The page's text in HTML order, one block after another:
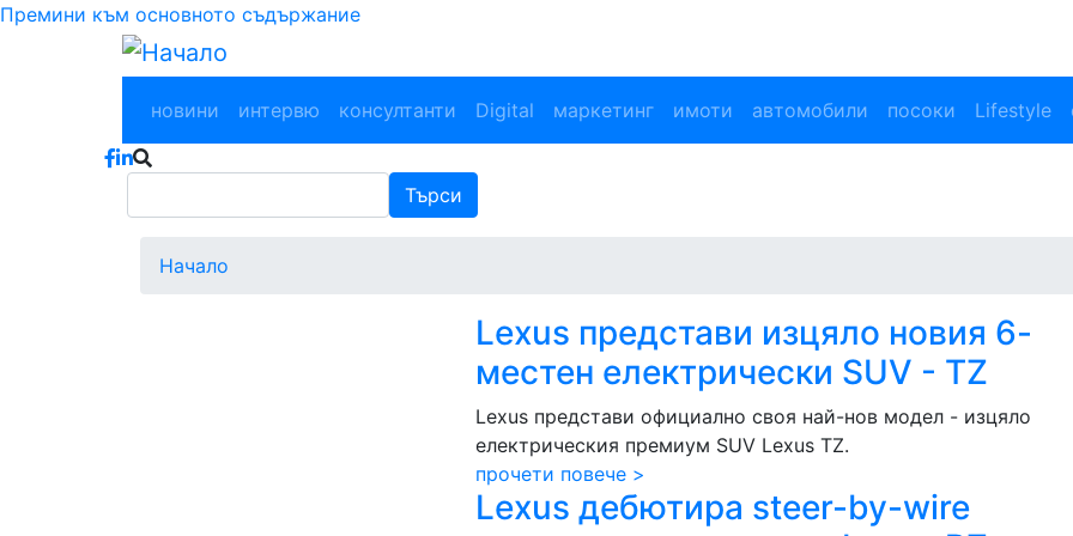
Премини към основното съдържание
Main navigation
новини интервю консултанти Digital маркетинг имоти автомобили посоки Lifestyle
Търси
Начало
Lexus представи изцяло новия 6-
местен електрически SUV - TZ
Lexus представи официално своя най-нов модел - изцяло
електрическия премиум SUV Lexus TZ.
прочети повече >
Lexus дебютира steer-by-wire